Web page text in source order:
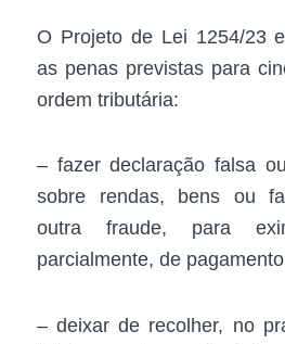
O Projeto de Lei 1254/23
as penas previstas para
ordem tributária:
– fazer declaração falsa
sobre rendas, bens ou
outra fraude, para
parcialmente, de
– deixar de recolher, no